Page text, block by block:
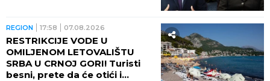
REGION 17:58 07.08.2026
RESTRIKCIJE VODE U
OMILJENOM LETOVALIŠTU
SRBA U CRNOJ GORI! Turisti
besni, prete da će otići i